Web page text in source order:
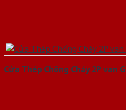
Cửa Thép Chống Cháy 2P van